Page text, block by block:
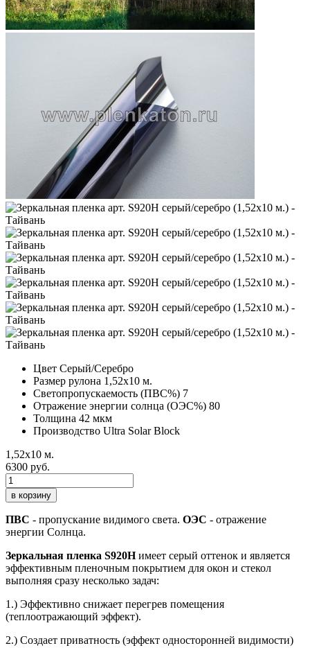
Цвет Серый/Серебро
Размер рулона 1,52х10 м.
Светопропускаемость (ПВС%) 7
Отражение энергии солнца (ОЭС%) 80
Толщина 42 мкм
Производство Ultra Solar Block
1,52х10 м.
6300 руб.
в корзину
ПВС - пропускание видимого света. ОЭС - отражение
энергии Солнца.
Зеркальная пленка S920Hимеет серый оттенок и является
эффективным пленочным покрытием для окон и стекол
выполняя сразу несколько задач:
1.) Эффективно снижает перегрев помещения
(теплоотражающий эффект).
2.) Создает приватность (эффект односторонней видимости)